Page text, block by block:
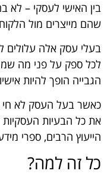
בין האישי לעסקי – לא
שהם מייצרים מול
בעלי עסק אלה עלולים
לכל ספק על פני מה
הגבייה הופך להיות
כאשר בעל העסק לא חי
את כל הבעיות העסקיות
הייעוץ הרבים, ספרי
כל זה למה?